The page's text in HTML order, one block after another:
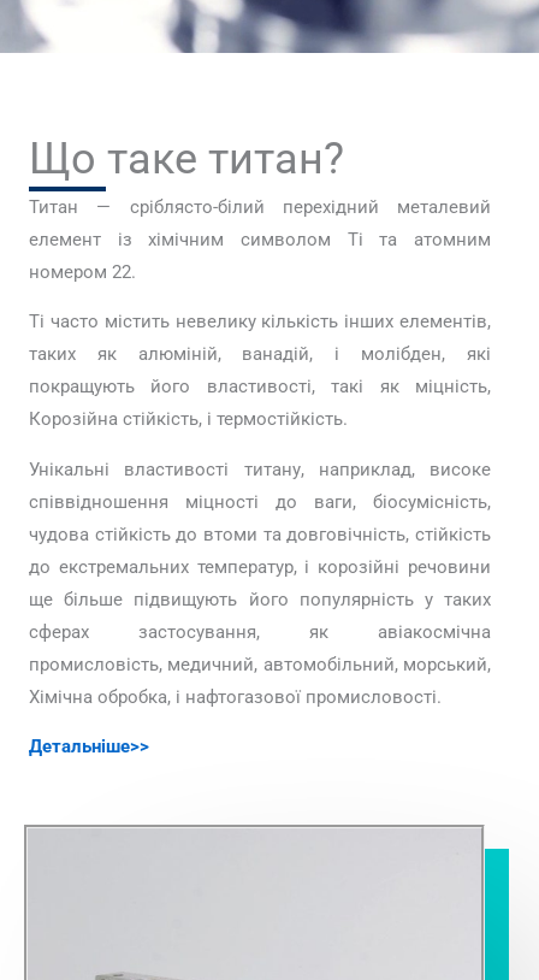
Що таке титан?
Титан — сріблясто-білий перехідний металевий
елемент із хімічним символом Ti та атомним
номером 22.
Ti часто містить невелику кількість інших елементів,
таких як алюміній, ванадій, і молібден, які
покращують його властивості, такі як міцність,
Корозійна стійкість, і термостійкість.
Унікальні властивості титану, наприклад, високе
співвідношення міцності до ваги, біосумісність,
чудова стійкість до втоми та довговічність, стійкість
до екстремальних температур, і корозійні речовини
ще більше підвищують його популярність у таких
сферах застосування, як авіакосмічна
промисловість, медичний, автомобільний, морський,
Хімічна обробка, і нафтогазової промисловості.
Детальніше>>